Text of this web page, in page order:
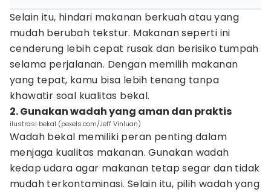
Selain itu, hindari makanan berkuah atau yang
mudah berubah tekstur. Makanan seperti ini
cenderung lebih cepat rusak dan berisiko tumpah
selama perjalanan. Dengan memilih makanan
yang tepat, kamu bisa lebih tenang tanpa
khawatir soal kualitas bekal.
2. Gunakan wadah yang aman dan praktis
ilustrasi bekal (pexels.com/Jeff Vinluan)
Wadah bekal memiliki peran penting dalam
menjaga kualitas makanan. Gunakan wadah
kedap udara agar makanan tetap segar dan tidak
mudah terkontaminasi. Selain itu, pilih wadah yang